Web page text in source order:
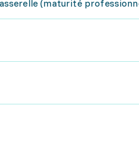
(maturité